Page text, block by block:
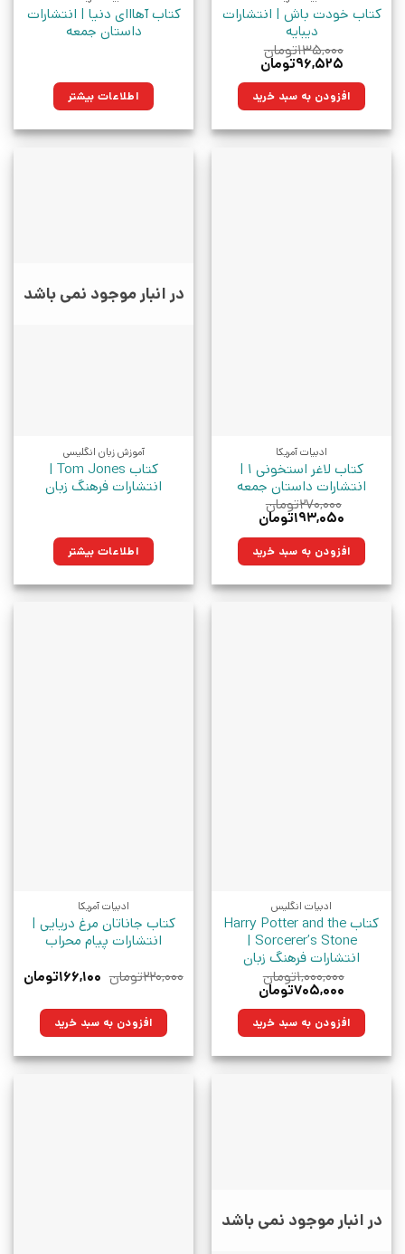
کتاب خودت باش | انتشارات
دیبایه
۱۳۵,۰۰۰تومان
قیمت
۱۳۵,۰۰۰تومان
بود.
۹۶,۵۲۵تومان
۹۶,۵۲۵تومان.افزودن به سبد خرید
کتاب آهااای دنیا | انتشارات
داستان جمعه
اطلاعات بیشتر
ادبیات آمریکا
کتاب لاغر استخونی 1 |
انتشارات داستان جمعه
۲۷۰,۰۰۰تومان
قیمت
۲۷۰,۰۰۰تومان
بود.
۱۹۳,۰۵۰تومان
۱۹۳,۰۵۰تومان.افزودن به سبد خرید
در انبار موجود نمی باشد
آموزش زبان انگلیسی
کتاب Tom Jones |
انتشارات فرهنگ زبان
اطلاعات بیشتر
ادبیات انگلیس
کتاب Harry Potter and the
Sorcerer’s Stone |
انتشارات فرهنگ زبان
۱,۰۰۰,۰۰۰تومان
قیمت
۱,۰۰۰,۰۰۰تومان
بود.
۷۰۵,۰۰۰تومان
۷۰۵,۰۰۰تومان.افزودن به سبد خرید
ادبیات آمریکا
کتاب جاناتان مرغ دریایی |
انتشارات پیام محراب
۲۲۰,۰۰۰تومان قیمت
بود.
۱۶۶,۱۰۰تومان
افزودن به سبد خرید
در انبار موجود نمی باشد